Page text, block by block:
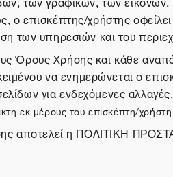
ο επισκέπτης/χρήστης
των υπηρεσιών και του
Όρους Χρήσης και κάθε
να ενημερώνεται ο
για ενδεχόμενες
εκ μέρους του επισκέπτη/
αποτελεί η ΠΟΛΙΤΙΚΗ